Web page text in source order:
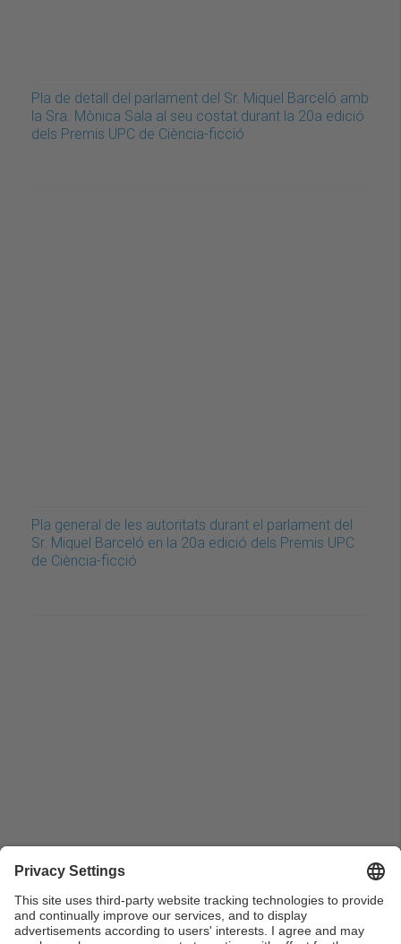
Pla de detall del parlament del Sr. Miquel Barceló amb
la Sra. Mònica Sala al seu costat durant la 20a edició
dels Premis UPC de Ciència-ficció
Pla general de les autoritats durant el parlament del
Sr. Miquel Barceló en la 20a edició dels Premis UPC
de Ciència-ficció